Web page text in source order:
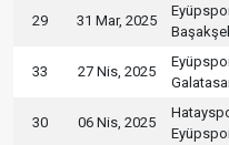
29 31 Mar, 2025
33 27 Nis, 2025
30 06 Nis, 2025